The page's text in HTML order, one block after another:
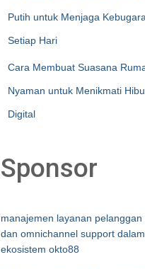
Putih untuk Menjaga
Setiap Hari
Cara Membuat Suasana
Nyaman untuk Menikmati
Digital
Sponsor
manajemen layanan pelanggan
dan omnichannel support dalam
ekosistem okto88